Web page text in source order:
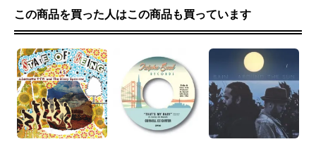
この商品を買った人はこの商品も買っています